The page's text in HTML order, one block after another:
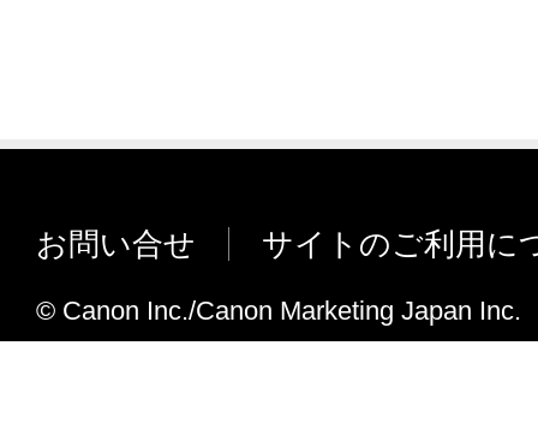
お問い合せ サイトのご利用に
© Canon Inc./Canon Marketing Japan Inc.